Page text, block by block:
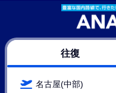
中部（名古屋）空港発→成
往復
名古屋(中部)